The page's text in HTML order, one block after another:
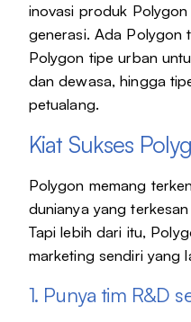
inovasi produk
generasi. Ada Polygon
Polygon tipe urban
dan dewasa, hingga
petualang.
Kiat Sukses
Polygon memang
dunianya yang
Tapi lebih dari itu,
marketing sendiri yang
1. Punya tim R&D